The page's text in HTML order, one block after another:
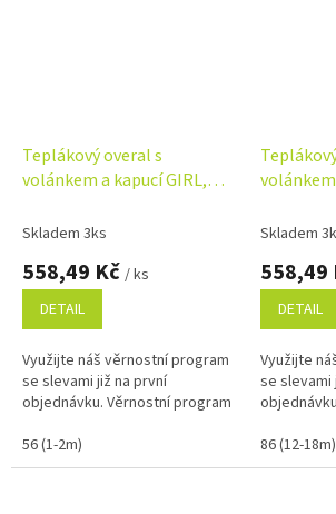
Teplákový overal s
volánkem a kapucí GIRL,
Skladem 3ks
558,49 Kč / ks
DETAIL
Využijte náš věrnostní program
se slevami již na první
objednávku. Věrnostní program
56 (1-2m)
Skladem
558,49
DETAIL
Využijte
se slevami
86 (12-18m)